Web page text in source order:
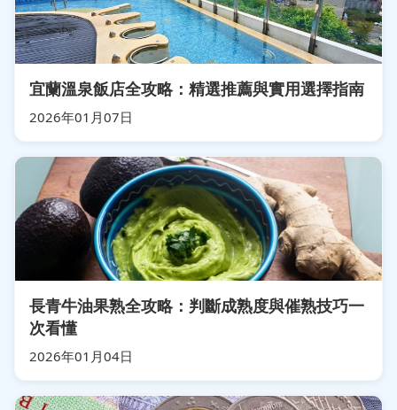
宜蘭溫泉飯店全攻略：精選推薦與實用選擇指南
2026年01月07日
長青牛油果熟全攻略：判斷成熟度與催熟技巧一
次看懂
2026年01月04日